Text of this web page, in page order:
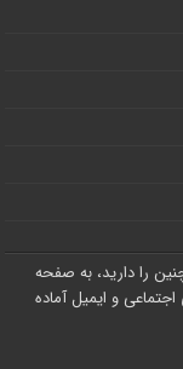
را دارید، به صفحه
و ایمیل آماده